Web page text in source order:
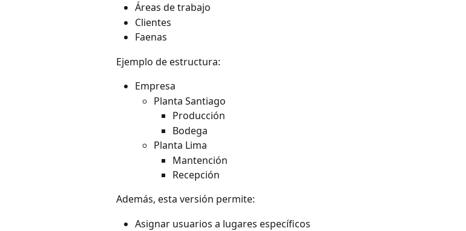
Áreas de trabajo
Clientes
Faenas
Ejemplo de estructura:
Empresa
Planta Santiago
Producción
Bodega
Planta Lima
Mantención
Recepción
Además, esta versión permite:
Asignar usuarios a lugares específicos